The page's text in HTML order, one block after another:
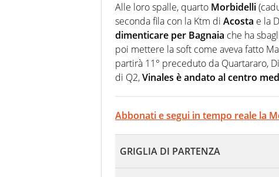
Alle loro spalle, quarto Morbidelli
seconda fila con la Ktm di Acosta e la
dimenticare per Bagnaia che ha
poi mettere la soft come aveva fatto
partirà 11° preceduto da Quartararo,
di Q2,Vinales è andato al centro
Abbonati e segui in tempo reale la
GRIGLIA DI PARTENZA